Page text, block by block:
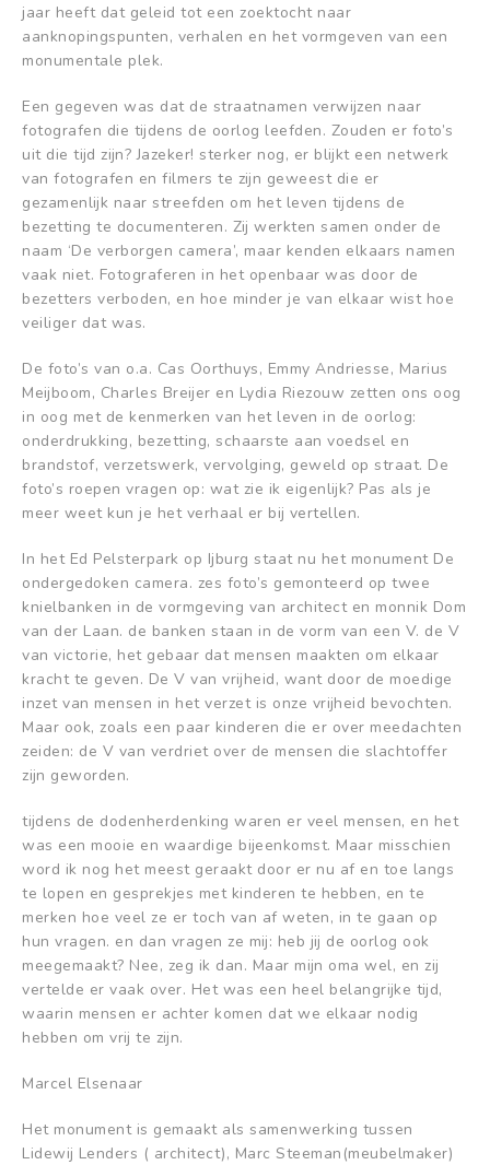
jaar heeft dat geleid tot een zoektocht naar
aanknopingspunten, verhalen en het vormgeven van een
monumentale plek.
Een gegeven was dat de straatnamen verwijzen naar
fotografen die tijdens de oorlog leefden. Zouden er foto’s
uit die tijd zijn? Jazeker! sterker nog, er blijkt een netwerk
van fotografen en filmers te zijn geweest die er
gezamenlijk naar streefden om het leven tijdens de
bezetting te documenteren. Zij werkten samen onder de
naam ‘De verborgen camera’, maar kenden elkaars namen
vaak niet. Fotograferen in het openbaar was door de
bezetters verboden, en hoe minder je van elkaar wist hoe
veiliger dat was.
De foto’s van o.a. Cas Oorthuys, Emmy Andriesse, Marius
Meijboom, Charles Breijer en Lydia Riezouw zetten ons oog
in oog met de kenmerken van het leven in de oorlog:
onderdrukking, bezetting, schaarste aan voedsel en
brandstof, verzetswerk, vervolging, geweld op straat. De
foto’s roepen vragen op: wat zie ik eigenlijk? Pas als je
meer weet kun je het verhaal er bij vertellen.
In het Ed Pelsterpark op Ijburg staat nu het monument De
ondergedoken camera. zes foto’s gemonteerd op twee
knielbanken in de vormgeving van architect en monnik Dom
van der Laan. de banken staan in de vorm van een V. de V
van victorie, het gebaar dat mensen maakten om elkaar
kracht te geven. De V van vrijheid, want door de moedige
inzet van mensen in het verzet is onze vrijheid bevochten.
Maar ook, zoals een paar kinderen die er over meedachten
zeiden: de V van verdriet over de mensen die slachtoffer
zijn geworden.
tijdens de dodenherdenking waren er veel mensen, en het
was een mooie en waardige bijeenkomst. Maar misschien
word ik nog het meest geraakt door er nu af en toe langs
te lopen en gesprekjes met kinderen te hebben, en te
merken hoe veel ze er toch van af weten, in te gaan op
hun vragen. en dan vragen ze mij: heb jij de oorlog ook
meegemaakt? Nee, zeg ik dan. Maar mijn oma wel, en zij
vertelde er vaak over. Het was een heel belangrijke tijd,
waarin mensen er achter komen dat we elkaar nodig
hebben om vrij te zijn.
Marcel Elsenaar
Het monument is gemaakt als samenwerking tussen
Lidewij Lenders ( architect), Marc Steeman(meubelmaker)